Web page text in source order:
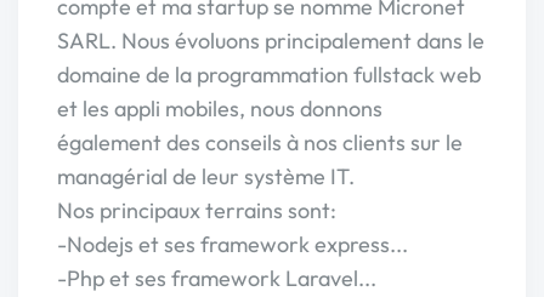
compte et ma startup se nomme Micronet
SARL. Nous évoluons principalement dans le
domaine de la programmation fullstack web
et les appli mobiles, nous donnons
également des conseils à nos clients sur le
managérial de leur système IT.
Nos principaux terrains sont:
-Nodejs et ses framework express...
-Php et ses framework Laravel...